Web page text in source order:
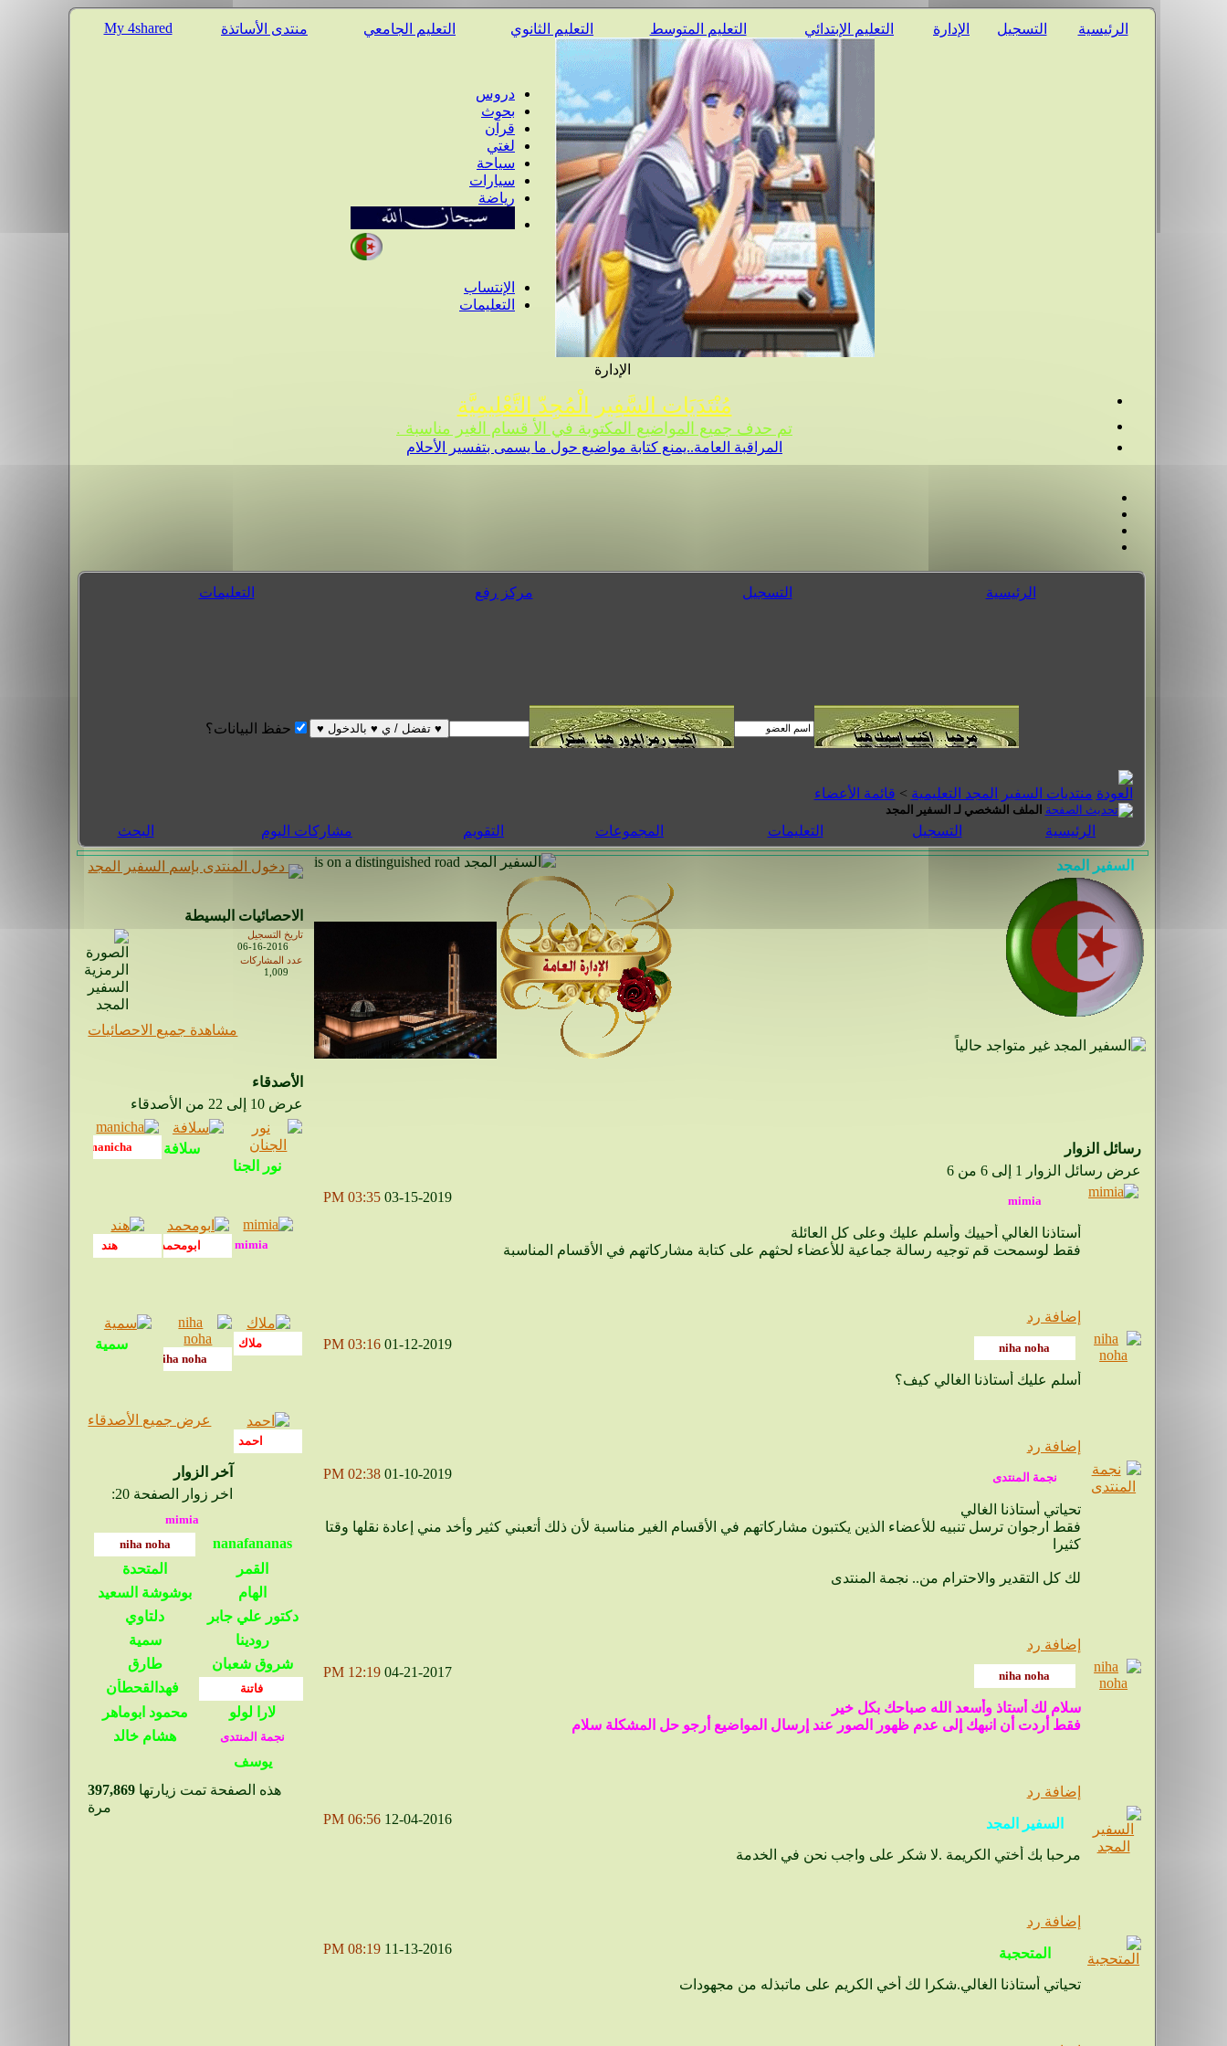
الرئيسية التسجيل الإدارة التعليم الإبتدائي التعليم المتوسط التعليم الثانوي التعليم الجامعي منتدى الأساتذة My 4shared
دروس
بحوث
قرآن
لغتي
سياحة
سيارات
رياضة
الإنتساب
التعليمات
الإدارة
مُنْتَدَيَات السَّفِير الْمُجِدّ التَّعْلِيمِيَّة
تم حدف جميع المواضيع المكتوبة في الأ قسام الغير مناسبة .
المراقبة العامة..يمنع كتابة مواضيع حول ما يسمى بتفسير الأحلام
الرئيسية التسجيل مركز رفع التعليمات
حفظ البيانات؟
منتديات السفير المجد التعليمية > قائمة الأعضاء
الملف الشخصي لـ السفير المجد
الرئيسية التسجيل التعليمات المجموعات التقويم مشاركات اليوم البحث
رسائل الزوار
عرض رسائل الزوار 1 إلى
6 من6
03-15-2019
03:35 PM
أستاذنا الغالي أحييك وأسلم عليك وعلى كل العائلة
فقط لوسمحت قم توجيه رسالة جماعية للأعضاء لحثهم على كتابة مشاركاتهم في الأقسام المناسبة
إضافة رد
01-12-2019
03:16 PM
أسلم عليك أستاذنا الغالي كيف؟
إضافة رد
01-10-2019
02:38 PM
تحياتي أستاذنا الغالي
فقط ارجوان ترسل تنبيه للأعضاء الذين يكتبون مشاركاتهم في الأقسام الغير مناسبة لأن ذلك أتعبني كثير وأخد مني إعادة نقلها وقتا
كثيرا
لك كل التقدير والاحترام من.. نجمة المنتدى
إضافة رد
04-21-2017
12:19 PM
سلام لك أستاذ وأسعد الله صباحك بكل خير
فقط أردت أن انبهك إلى عدم ظهور الصور عند إرسال المواضيع أرجو حل المشكلة سلام
إضافة رد
12-04-2016
06:56 PM
مرحبا بك أختي الكريمة .لا شكر على واجب نحن في الخدمة
إضافة رد
11-13-2016
08:19 PM
تحياتي أستاذنا الغالي.شكرا لك أخي الكريم على ماتبذله من مجهودات
دخول المنتدى بإسم السفير المجد
الاحصائيات البسيطة
تاريخ التسجيل
06-16-2016
عدد المشاركات
1,009
مشاهدة جميع الاحصائيات
الأصدقاء
عرض 10 إلى 22 من الأصدقاء
عرض جميع الأصدقاء
آخر الزوار
اخر زوار الصفحة 20:
هذه الصفحة تمت زيارتها 397,869
مرة